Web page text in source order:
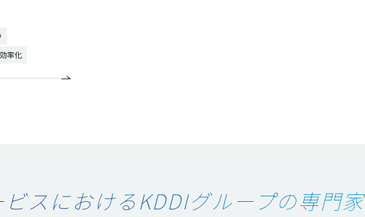
率化
スにおけるKDDIグループの専門家